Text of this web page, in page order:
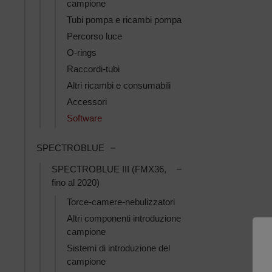
campione
Tubi pompa e ricambi pompa
Percorso luce
O-rings
Raccordi-tubi
Altri ricambi e consumabili
Accessori
Software
SPECTROBLUE
SPECTROBLUE III (FMX36,
fino al 2020)
Torce-camere-nebulizzatori
Altri componenti introduzione
campione
Sistemi di introduzione del
campione